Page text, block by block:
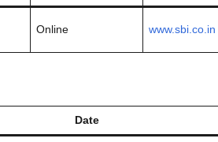
Online www.sbi.co.in
Date